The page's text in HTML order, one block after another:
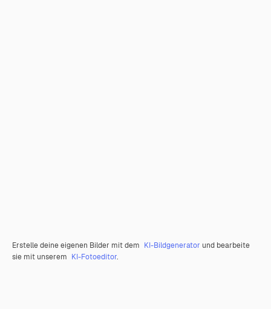
Erstelle deine eigenen Bilder mit dem KI-Bildgenerator und bearbeite
sie mit unserem KI-Fotoeditor.